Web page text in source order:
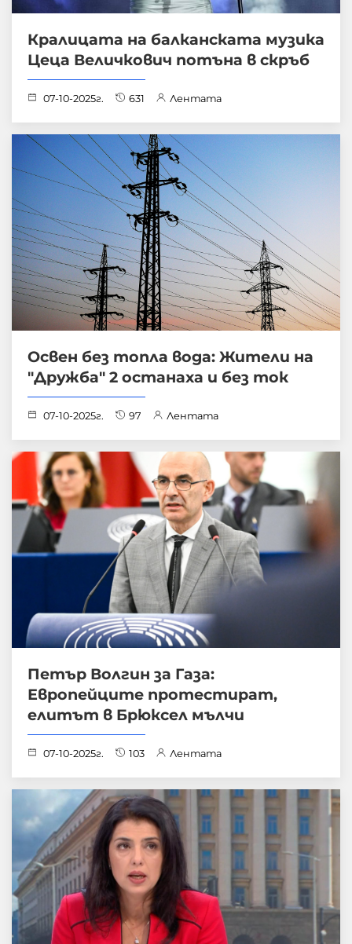
Кралицата на балканската музика
Цеца Величкович потъна в скръб
07-10-2025г. 631 Лентата
Освен без топла вода: Жители на
"Дружба" 2 останаха и без ток
07-10-2025г. 97 Лентата
Петър Волгин за Газа:
Европейците протестират,
елитът в Брюксел мълчи
07-10-2025г. 103 Лентата